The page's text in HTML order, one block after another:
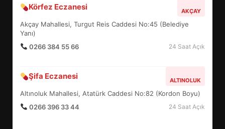
Körfez Eczanesi AKÇAY
Akçay Mahallesi, Turgut Reis Caddesi No:45 (Belediye
Yanı)
0266 384 55 66
24 Saat Açık
Şifa Eczanesi ALTINOLUK
Altınoluk Mahallesi, Atatürk Caddesi No:82 (Kordon Boyu)
0266 396 33 44
24 Saat Açık
6
TURNUVASI KAYITLARI NEYİ
7
YENİ YÖNETİM NASIL
ŞEKİLLENDİ?